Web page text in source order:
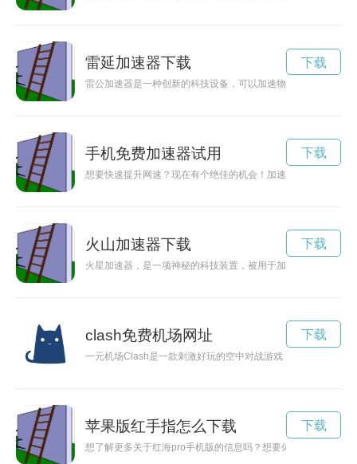
雷延加速器下载
雷公加速器是一种创新的科技设备，可以加速物质或粒子的运
下载
手机免费加速器试用
想要快速提升网速？现在有个绝佳的机会！加速器提供免费7天
下载
火山加速器下载
火星加速器，是一项神秘的科技装置，被用于加速太空航行器
下载
clash免费机场网址
一元机场Clash是一款刺激好玩的空中对战游戏，现在已经推
下载
苹果版红手指怎么下载
想了解更多关于红海pro手机版的信息吗？想要体验最新版本的
下载